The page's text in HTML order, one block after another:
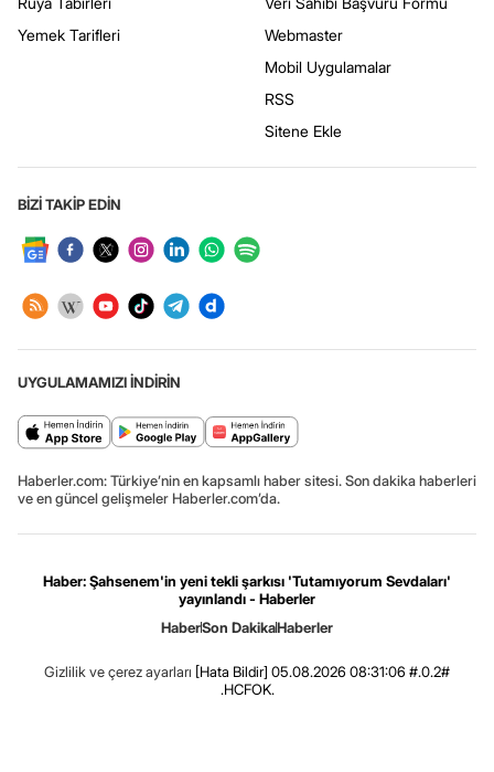
Yemek Tarifleri
Webmaster
Mobil Uygulamalar
RSS
Sitene Ekle
BİZİ TAKİP EDİN
UYGULAMAMIZI İNDİRİN
Haberler.com: Türkiye’nin en kapsamlı haber sitesi. Son dakika haberleri
ve en güncel gelişmeler Haberler.com’da.
Haber: Şahsenem'in yeni tekli şarkısı 'Tutamıyorum Sevdaları'
yayınlandı - Haberler
HaberSon DakikaHaberler
Gizlilik ve çerez ayarları [Hata Bildir] 05.08.2026 08:31:06 #.0.2#
.HCFOK.